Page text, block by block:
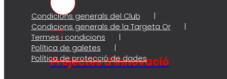
Projectes d'innovació
Condicions generals del Club
Condicions generals de la Targeta Or
Termes i condicions
Política de galetes
Política de protecció de dades